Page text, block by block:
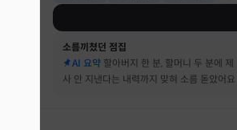
소름끼쳤던 점집
AI 요약 할아버지 한 분, 할머니 두 분에 제
사 안 지낸다는 내력까지 맞혀 소름 돋았어요